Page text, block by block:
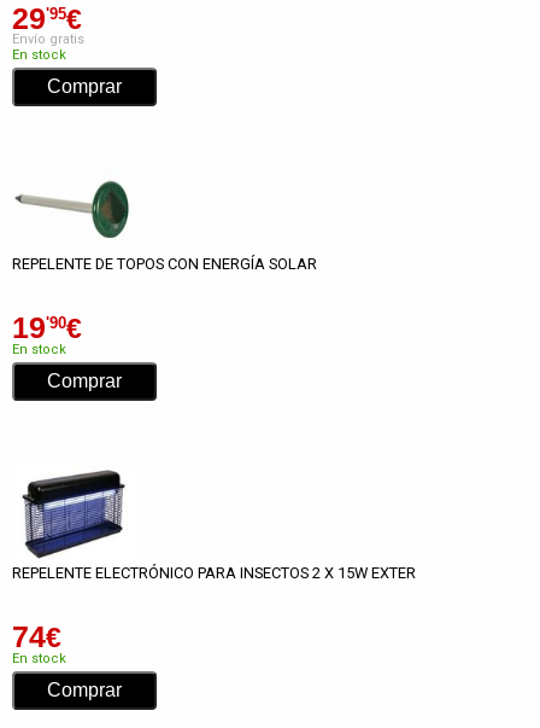
29'95€
Envío gratis
En stock
REPELENTE DE TOPOS CON ENERGÍA SOLAR
19'90€
En stock
REPELENTE ELECTRÓNICO PARA INSECTOS 2 X 15W EXTER
74€
En stock